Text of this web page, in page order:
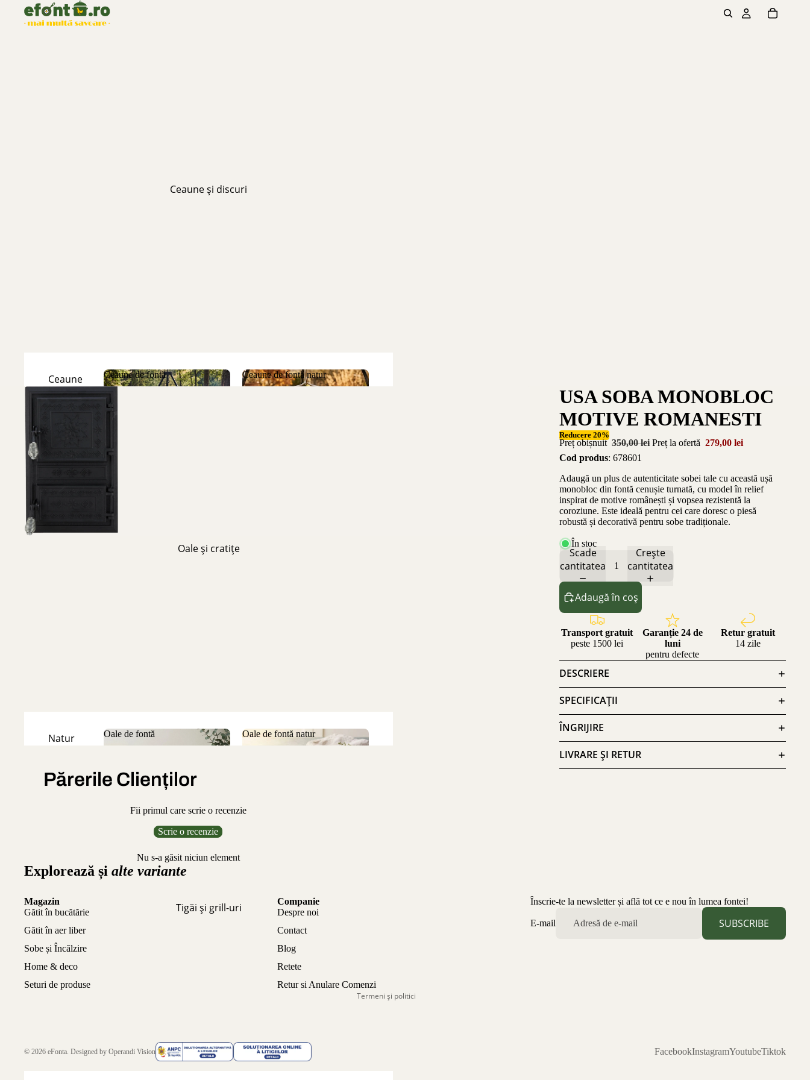
Ceaune și discuri
Ceaune
Natur
Emailate
de fontă
Ceaune de fontă
Ceaune de fontă natur
Oale și cratițe
Natur
Oale de fontă
Oale de fontă natur
Tigăi și grill-uri
USA SOBA MONOBLOC
MOTIVE ROMANESTI
Reducere 20%
Preț obișnuit 350,00 lei Preț la ofertă 279,00 lei
Cod produs: 678601
Adaugă un plus de autenticitate sobei tale cu această ușă
monobloc din fontă cenușie turnată, cu model în relief
inspirat de motive românești și vopsea rezistentă la
coroziune. Este ideală pentru cei care doresc o piesă
robustă și decorativă pentru sobe tradiționale.
În stoc
Scade
cantitatea
Crește
cantitatea
Adaugă în coș
Transport gratuit
peste 1500 lei
Garanție 24 de
luni
pentru defecte
Retur gratuit
14 zile
DESCRIERE
SPECIFICAȚII
ÎNGRIJIRE
LIVRARE ȘI RETUR
Părerile Clienților
Fii primul care scrie o recenzie
Scrie o recenzie
Nu s-a găsit niciun element
Explorează și alte variante
Magazin
Gătit în bucătărie
Gătit în aer liber
Sobe și Încălzire
Home & deco
Seturi de produse
Companie
Despre noi
Contact
Blog
Retete
Retur si Anulare Comenzi
Înscrie-te la newsletter și află tot ce e nou în lumea fontei!
E-mail SUBSCRIBE
© 2026 eFonta. Designed by Operandi Vision
Termeni și politici
FacebookInstagramYoutubeTiktok